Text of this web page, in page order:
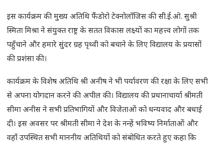
इस कार्यक्रम की मुख्य अतिथि फैंडोरो टेक्नोलॉजिस की सी.ई.ओ. सुश्री
स्मिता मिश्रा ने संयुक्त राष्ट्र के सतत विकास लक्ष्यों का महत्त्व लोगों तक
पहुँचाने और हमारे सुंदर ग्रह पृथ्वी को बचाने के लिए विद्यालय के प्रयासों
की प्रशंसा की।
कार्यक्रम के विशेष अतिथि श्री अनीष ने भी पर्यावरण की रक्षा के लिए सभी
से अपना योगदान करने की अपील की। विद्यालय की प्रधानाचार्या श्रीमती
सीमा अनीस ने सभी प्रतिभागियों और विजेताओं को धन्यवाद और बधाई
दी। इस अवसर पर श्रीमती सीमा ने देश के नन्हें भविष्य निर्माताओं और
वहाँ उपस्थित सभी माननीय अतिथियों को संबोधित करते हुए कहा कि